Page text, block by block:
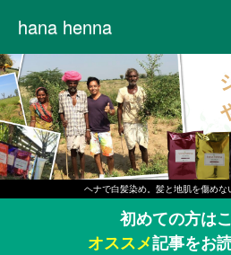
hana henna
ヘナで白髪染め。髪と地肌を傷め
初めての方は
オススメ記事をお